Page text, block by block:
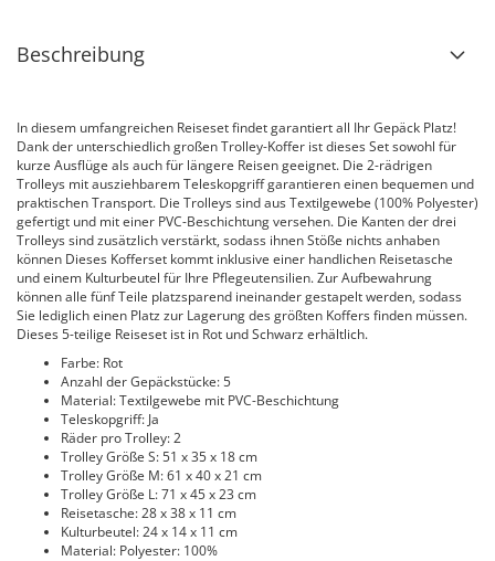
Beschreibung
In diesem umfangreichen Reiseset findet garantiert all Ihr Gepäck Platz!
Dank der unterschiedlich großen Trolley-Koffer ist dieses Set sowohl für
kurze Ausflüge als auch für längere Reisen geeignet. Die 2-rädrigen
Trolleys mit ausziehbarem Teleskopgriff garantieren einen bequemen und
praktischen Transport. Die Trolleys sind aus Textilgewebe (100% Polyester)
gefertigt und mit einer PVC-Beschichtung versehen. Die Kanten der drei
Trolleys sind zusätzlich verstärkt, sodass ihnen Stöße nichts anhaben
können Dieses Kofferset kommt inklusive einer handlichen Reisetasche
und einem Kulturbeutel für Ihre Pflegeutensilien. Zur Aufbewahrung
können alle fünf Teile platzsparend ineinander gestapelt werden, sodass
Sie lediglich einen Platz zur Lagerung des größten Koffers finden müssen.
Dieses 5-teilige Reiseset ist in Rot und Schwarz erhältlich.
Farbe: Rot
Anzahl der Gepäckstücke: 5
Material: Textilgewebe mit PVC-Beschichtung
Teleskopgriff: Ja
Räder pro Trolley: 2
Trolley Größe S: 51 x 35 x 18 cm
Trolley Größe M: 61 x 40 x 21 cm
Trolley Größe L: 71 x 45 x 23 cm
Reisetasche: 28 x 38 x 11 cm
Kulturbeutel: 24 x 14 x 11 cm
Material: Polyester: 100%